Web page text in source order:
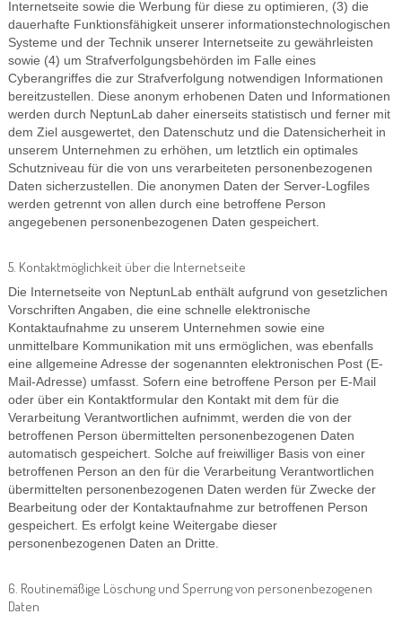
Internetseite sowie die Werbung für diese zu optimieren, (3) die
dauerhafte Funktionsfähigkeit unserer informationstechnologischen
Systeme und der Technik unserer Internetseite zu gewährleisten
sowie (4) um Strafverfolgungsbehörden im Falle eines
Cyberangriffes die zur Strafverfolgung notwendigen Informationen
bereitzustellen. Diese anonym erhobenen Daten und Informationen
werden durch NeptunLab daher einerseits statistisch und ferner mit
dem Ziel ausgewertet, den Datenschutz und die Datensicherheit in
unserem Unternehmen zu erhöhen, um letztlich ein optimales
Schutzniveau für die von uns verarbeiteten personenbezogenen
Daten sicherzustellen. Die anonymen Daten der Server-Logfiles
werden getrennt von allen durch eine betroffene Person
angegebenen personenbezogenen Daten gespeichert.
5. Kontaktmöglichkeit über die Internetseite
Die Internetseite von NeptunLab enthält aufgrund von gesetzlichen
Vorschriften Angaben, die eine schnelle elektronische
Kontaktaufnahme zu unserem Unternehmen sowie eine
unmittelbare Kommunikation mit uns ermöglichen, was ebenfalls
eine allgemeine Adresse der sogenannten elektronischen Post (E-
Mail-Adresse) umfasst. Sofern eine betroffene Person per E-Mail
oder über ein Kontaktformular den Kontakt mit dem für die
Verarbeitung Verantwortlichen aufnimmt, werden die von der
betroffenen Person übermittelten personenbezogenen Daten
automatisch gespeichert. Solche auf freiwilliger Basis von einer
betroffenen Person an den für die Verarbeitung Verantwortlichen
übermittelten personenbezogenen Daten werden für Zwecke der
Bearbeitung oder der Kontaktaufnahme zur betroffenen Person
gespeichert. Es erfolgt keine Weitergabe dieser
personenbezogenen Daten an Dritte.
6. Routinemäßige Löschung und Sperrung von personenbezogenen
Daten